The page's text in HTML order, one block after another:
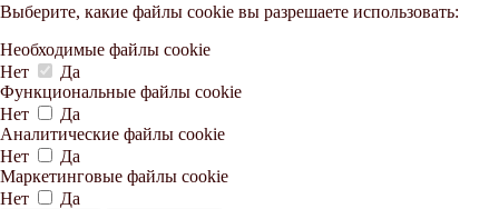
Выберите, какие файлы cookie вы разрешаете использовать:
Необходимые файлы cookie
Нет
Да
Функциональные файлы cookie
Нет
Да
Аналитические файлы cookie
Нет
Да
Маркетинговые файлы cookie
Нет
Да